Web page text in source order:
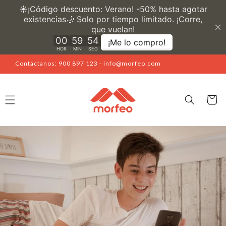
directamente
al contenido
Contáctanos: 900 897 123 - info@morfeo.com
Carrito